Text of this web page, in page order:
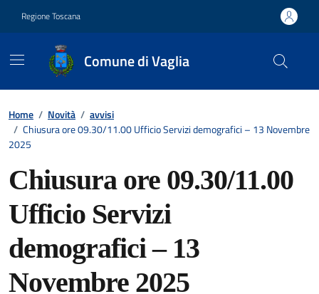
Regione Toscana
Comune di Vaglia
Home / Novità / avvisi
/ Chiusura ore 09.30/11.00 Ufficio Servizi demografici – 13 Novembre
2025
Chiusura ore 09.30/11.00
Ufficio Servizi
demografici – 13
Novembre 2025